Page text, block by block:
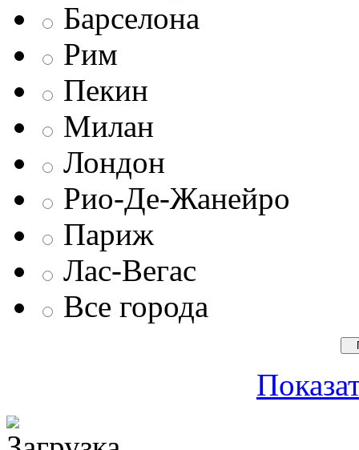
Барселона
Рим
Пекин
Милан
Лондон
Рио-Де-Жанейро
Париж
Лас-Вегас
Все города